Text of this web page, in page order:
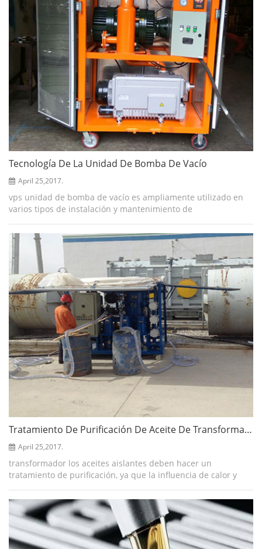
Tecnología De La Unidad De Bomba De Vacío
April 25,2017.
vps unidad de bomba de vacío es ampliamente utilizado en
varios tipos de instalación y mantenimiento de
eficiencia y engrase al vacío. bombeo...
Tratamiento De Purificación De Aceite De Transformador
April 25,2017.
transformador los aceites aislantes deben hacer un
tratamiento de purificación, ya que la influencia de calor y
el oxígeno es oxidado gradu...